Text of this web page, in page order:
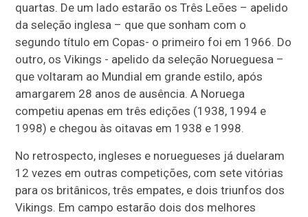
quartas. De um lado estarão os Três Leões – apelido
da seleção inglesa – que que sonham com o
segundo título em Copas- o primeiro foi em 1966. Do
outro, os Vikings - apelido da seleção Norueguesa –
que voltaram ao Mundial em grande estilo, após
amargarem 28 anos de ausência. A Noruega
competiu apenas em três edições (1938, 1994 e
1998) e chegou às oitavas em 1938 e 1998.
No retrospecto, ingleses e noruegueses já duelaram
12 vezes em outras competições, com sete vitórias
para os britânicos, três empates, e dois triunfos dos
Vikings. Em campo estarão dois dos melhores